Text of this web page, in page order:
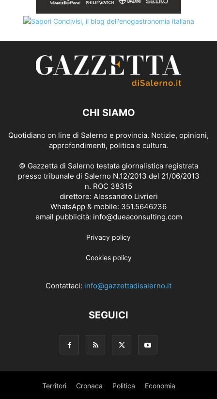
CHI SIAMO
Quotidiano on line di Salerno e provincia. Notizie, opinioni,
approfondimenti, politica e cultura.
© Gazzetta di Salerno testata giornalistica registrata
presso tribunale di Salerno N.12/2013 del 21/06/2013
n. ROC 38315
direttore: Alessandro Livrieri
WhatsApp & mobile: 351.5646236
email pubblicità: info@dueaconsulting.com
Privacy policy
Cookies policy
Contattaci: info@gazzettadisalerno.it
SEGUICI
Territori Cronaca Politica Economia